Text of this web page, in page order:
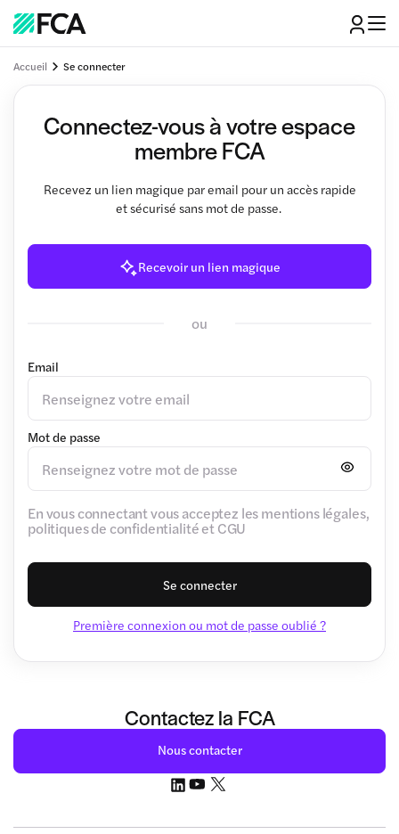
Accueil Se connecter
Connectez-vous à votre espace
membre FCA
Recevez un lien magique par email pour un accès rapide
et sécurisé sans mot de passe.
Recevoir un lien magique
ou
Email
Mot de passe
En vous connectant vous acceptez les mentions légales,
politiques de confidentialité et CGU
Se connecter
Première connexion ou mot de passe oublié ?
Contactez la FCA
Nous contacter